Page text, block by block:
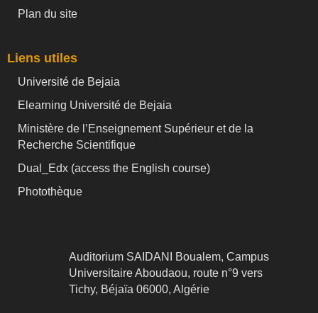
Plan du site
Liens utiles
Université de Bejaia
Elearning Université de Bejaia
Ministère de l’Enseignement Supérieur et de la
Recherche Scientifique
Dual_Edx (access the English course)
Photothèque
Auditorium SAIDANI Boualem, Campus
Universitaire Aboudaou, route n°9 vers
Tichy, Béjaïa 06000, Algérie